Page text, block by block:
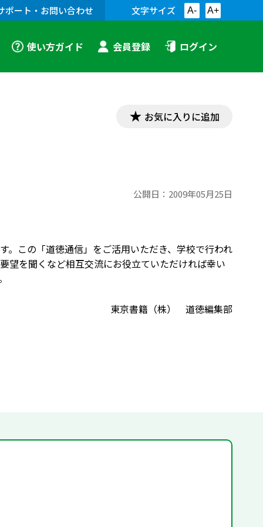
ポート・お問い合わせ 文字サイズ A- A+
使い方ガイド 会員登録 ログイン
お気に入りに追加
公開日： 2009年05月25日
。この「道徳通信」をご活用いただき、学校で行われ
望を聞くなど相互交流にお役立ていただければ幸い
東京書籍（株） 道徳編集部